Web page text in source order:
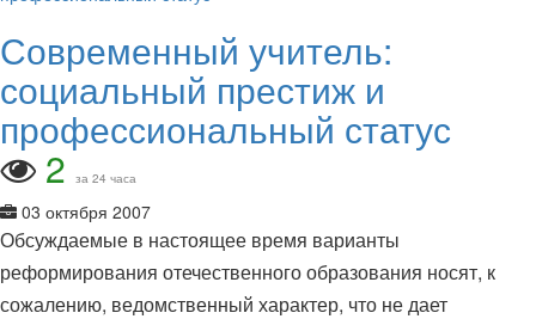
Современный учитель:
социальный престиж и
профессиональный статус
2 за 24 часа
03 октября 2007
Обсуждаемые в настоящее время варианты
реформирования отечественного образования носят, к
сожалению, ведомственный характер, что не дает